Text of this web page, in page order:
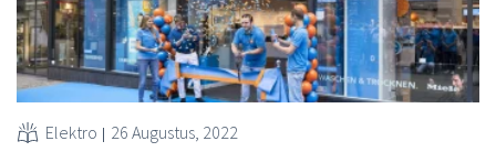
Elektro 26 Augustus, 2022